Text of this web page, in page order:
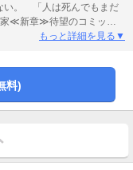
い。 「人は死んでもまだ
≪新章≫待望のコミック
もっと詳細を見る▼
料)